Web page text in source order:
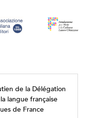
de la Délégation
langue française
de France